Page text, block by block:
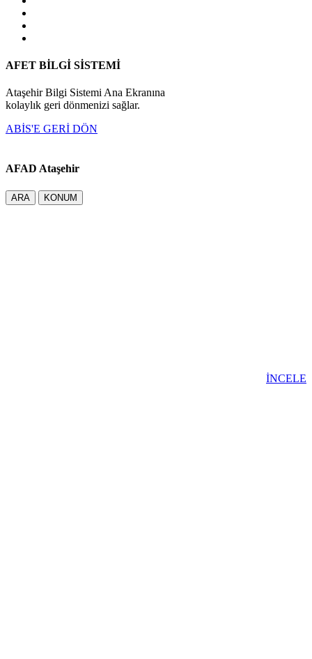
AFET BİLGİ SİSTEMİ
Ataşehir Bilgi Sistemi Ana Ekranına
kolaylık geri dönmenizi sağlar.
ABİS'E GERİ DÖN
AFAD Ataşehir
ARA KONUM
İNCELE